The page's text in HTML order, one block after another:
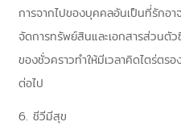
การจากไปของบุคคลอันเป็นที่รักอ
จัดการทรัพย์สินและเอกสารส่วนตั
ของชั่วคราวทำให้มีเวลาคิดไตร่ตรอ
ต่อไป
6. ชีวีมีสุข